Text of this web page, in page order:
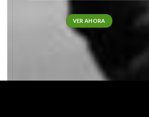
VER AHORA